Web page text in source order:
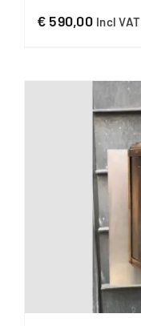
€ 590,00 Incl VAT